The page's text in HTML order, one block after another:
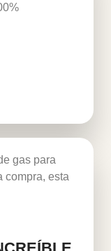
gas para
compra, esta